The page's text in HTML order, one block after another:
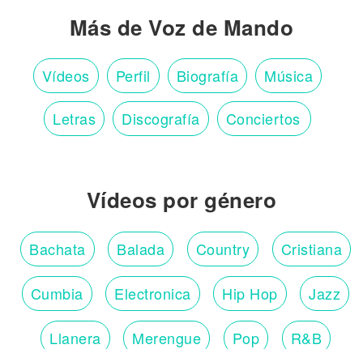
Más de Voz de Mando
Vídeos Perfil Biografía Música
Letras Discografía Conciertos
Vídeos por género
Bachata Balada Country Cristiana
Cumbia Electronica Hip Hop Jazz
Llanera Merengue Pop R&B